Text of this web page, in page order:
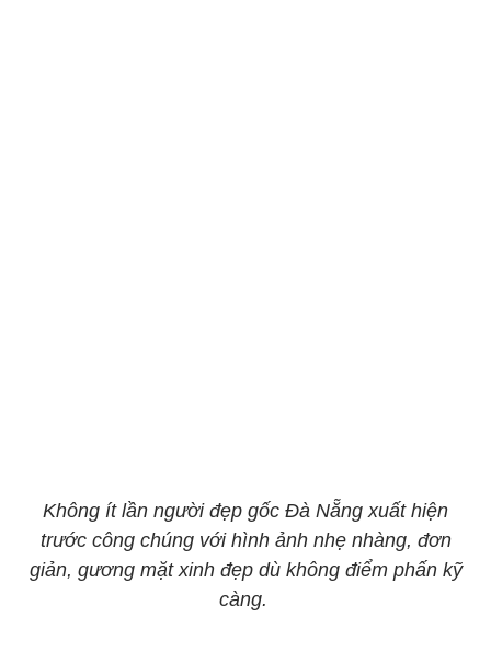
Không ít lần người đẹp gốc Đà Nẵng xuất hiện
trước công chúng với hình ảnh nhẹ nhàng, đơn
giản, gương mặt xinh đẹp dù không điểm phấn kỹ
càng.